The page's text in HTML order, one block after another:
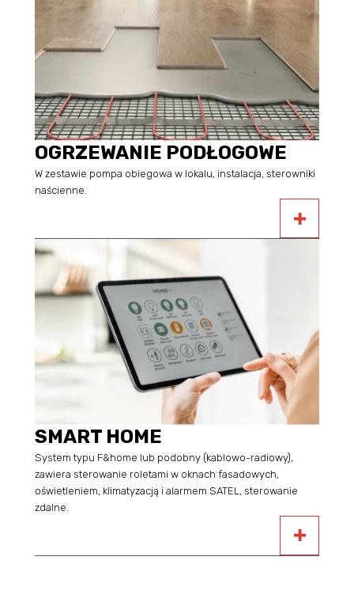
OGRZEWANIE PODŁOGOWE
W zestawie pompa obiegowa w lokalu, instalacja, sterowniki
naścienne.
SMART HOME
System typu F&home lub podobny (kablowo-radiowy),
zawiera sterowanie roletami w oknach fasadowych,
oświetleniem, klimatyzacją i alarmem SATEL, sterowanie
zdalne.